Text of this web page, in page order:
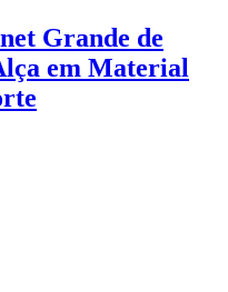
Grande de
em Material